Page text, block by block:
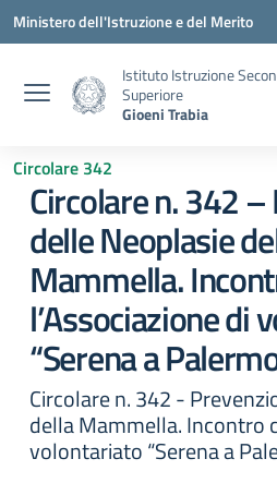
Vai ai contenuti
Vai al menu di navigazione
Vai al footer
Ministero dell'Istruzione e del Merito
Istituto Istruzione
Superiore
Gioeni Trabia
Circolare 342
Circolare n. 342 –
delle Neoplasie
Mammella.
l’Associazione di
“Serena a
Circolare n. 342 -
della Mammella. Incontro
volontariato “Serena a